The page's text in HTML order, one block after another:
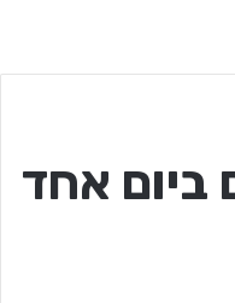
ביום אחד